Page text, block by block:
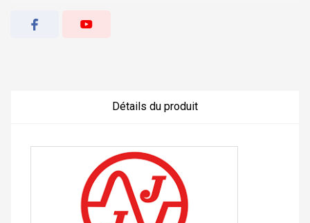
Détails du produit